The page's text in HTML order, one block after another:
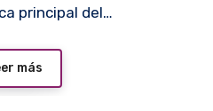
principal del…
más